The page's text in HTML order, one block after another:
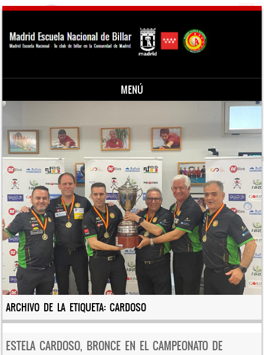
MENÚ
Saltar al contenido
ARCHIVO DE LA ETIQUETA:CARDOSO
ESTELA CARDOSO, BRONCE EN EL CAMPEONATO DE